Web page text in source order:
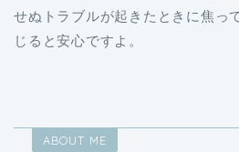
せぬトラブルが起きたときに焦っ
じると安心ですよ。
ABOUT ME